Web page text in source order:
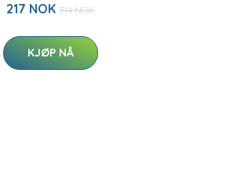
217 NOK 314 NOK
KJØP NÅ